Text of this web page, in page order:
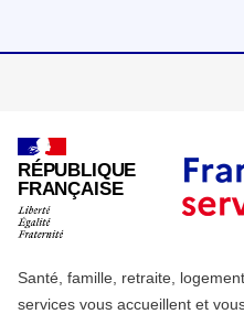
RÉPUBLIQUE
FRANÇAISE
Santé, famille, retraite,
services vous accueillent et